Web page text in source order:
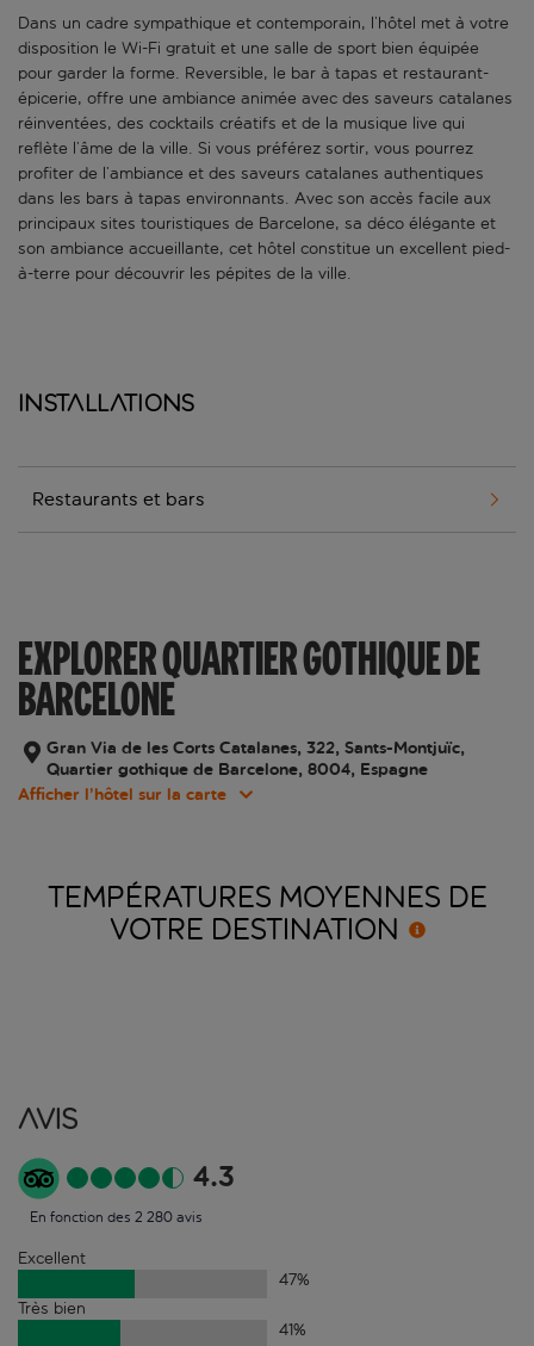
Dans un cadre sympathique et contemporain, l’hôtel met à votre
disposition le Wi-Fi gratuit et une salle de sport bien équipée
pour garder la forme. Reversible, le bar à tapas et restaurant-
épicerie, offre une ambiance animée avec des saveurs catalanes
réinventées, des cocktails créatifs et de la musique live qui
reflète l’âme de la ville. Si vous préférez sortir, vous pourrez
profiter de l’ambiance et des saveurs catalanes authentiques
dans les bars à tapas environnants. Avec son accès facile aux
principaux sites touristiques de Barcelone, sa déco élégante et
son ambiance accueillante, cet hôtel constitue un excellent pied-
à-terre pour découvrir les pépites de la ville.
Installations
Restaurants et bars
EXPLORER QUARTIER GOTHIQUE DE
BARCELONE
Gran Via de les Corts Catalanes, 322, Sants-Montjuïc,
Quartier gothique de Barcelone, 8004, Espagne
Afficher l’hôtel sur la carte
TEMPÉRATURES MOYENNES DE
VOTRE DESTINATION
Avis
4.3
En fonction des 2 280 avis
Excellent
47%
Très bien
41%